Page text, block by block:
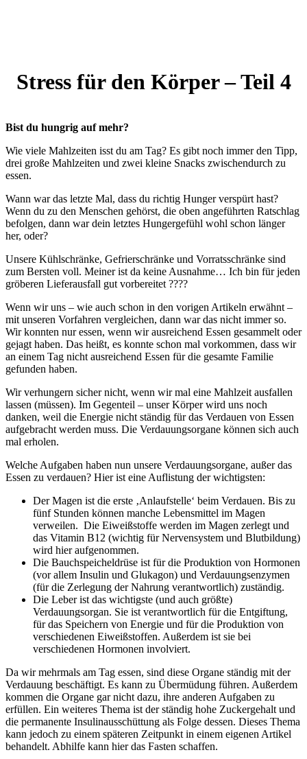
Stress für den Körper – Teil 4
Bist du hungrig auf mehr?
Wie viele Mahlzeiten isst du am Tag? Es gibt noch immer den Tipp,
drei große Mahlzeiten und zwei kleine Snacks zwischendurch zu
essen.
Wann war das letzte Mal, dass du richtig Hunger verspürt hast?
Wenn du zu den Menschen gehörst, die oben angeführten Ratschlag
befolgen, dann war dein letztes Hungergefühl wohl schon länger
her, oder?
Unsere Kühlschränke, Gefrierschränke und Vorratsschränke sind
zum Bersten voll. Meiner ist da keine Ausnahme… Ich bin für jeden
gröberen Lieferausfall gut vorbereitet ????
Wenn wir uns – wie auch schon in den vorigen Artikeln erwähnt –
mit unseren Vorfahren vergleichen, dann war das nicht immer so.
Wir konnten nur essen, wenn wir ausreichend Essen gesammelt oder
gejagt haben. Das heißt, es konnte schon mal vorkommen, dass wir
an einem Tag nicht ausreichend Essen für die gesamte Familie
gefunden haben.
Wir verhungern sicher nicht, wenn wir mal eine Mahlzeit ausfallen
lassen (müssen). Im Gegenteil – unser Körper wird uns noch
danken, weil die Energie nicht ständig für das Verdauen von Essen
aufgebracht werden muss. Die Verdauungsorgane können sich auch
mal erholen.
Welche Aufgaben haben nun unsere Verdauungsorgane, außer das
Essen zu verdauen? Hier ist eine Auflistung der wichtigsten:
Der Magen ist die erste ‚Anlaufstelle‘ beim Verdauen. Bis zu
fünf Stunden können manche Lebensmittel im Magen
verweilen. Die Eiweißstoffe werden im Magen zerlegt und
das Vitamin B12 (wichtig für Nervensystem und Blutbildung)
wird hier aufgenommen.
Die Bauchspeicheldrüse ist für die Produktion von Hormonen
(vor allem Insulin und Glukagon) und Verdauungsenzymen
(für die Zerlegung der Nahrung verantwortlich) zuständig.
Die Leber ist das wichtigste (und auch größte)
Verdauungsorgan. Sie ist verantwortlich für die Entgiftung,
für das Speichern von Energie und für die Produktion von
verschiedenen Eiweißstoffen. Außerdem ist sie bei
verschiedenen Hormonen involviert.
Da wir mehrmals am Tag essen, sind diese Organe ständig mit der
Verdauung beschäftigt. Es kann zu Übermüdung führen. Außerdem
kommen die Organe gar nicht dazu, ihre anderen Aufgaben zu
erfüllen. Ein weiteres Thema ist der ständig hohe Zuckergehalt und
die permanente Insulinausschüttung als Folge dessen. Dieses Thema
kann jedoch zu einem späteren Zeitpunkt in einem eigenen Artikel
behandelt. Abhilfe kann hier das Fasten schaffen.